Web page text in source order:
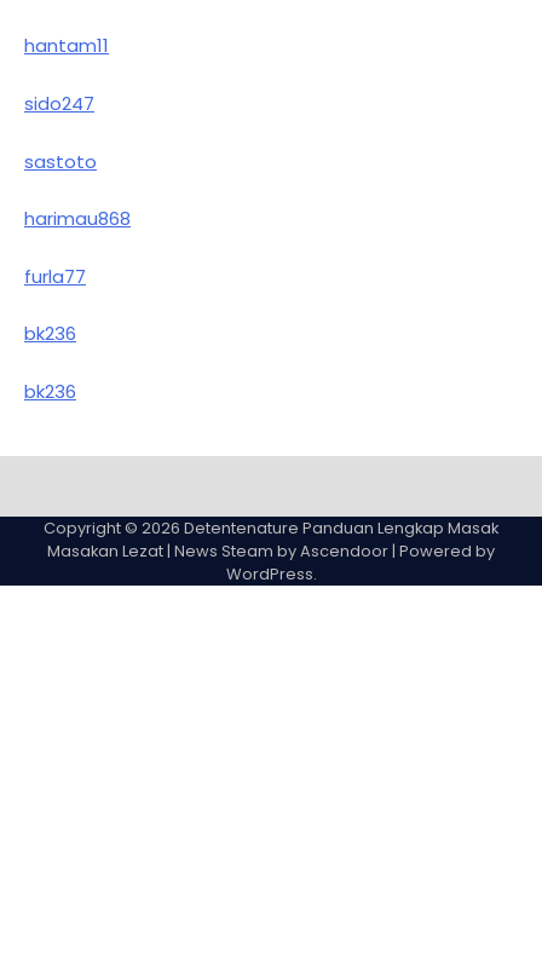
hantam11
sido247
sastoto
harimau868
furla77
bk236
bk236
Page
Copyright © 2026 Detentenature Panduan Lengkap Masak
Masakan Lezat | News Steam byAscendoor | Powered by
WordPress.